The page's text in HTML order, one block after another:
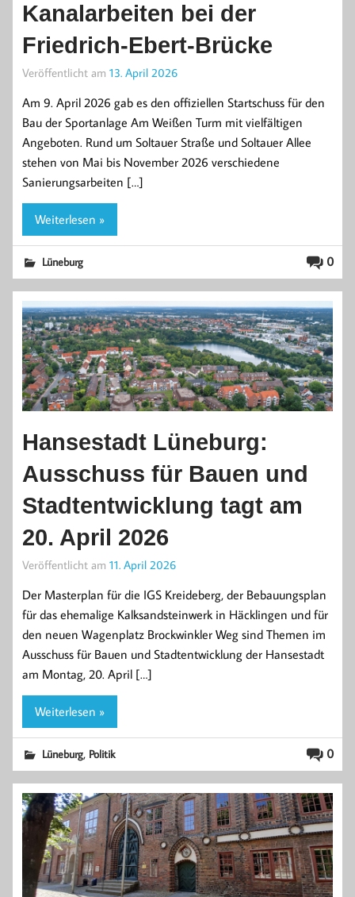
Kanalarbeiten bei der
Friedrich-Ebert-Brücke
Veröffentlicht am 13. April 2026
Am 9. April 2026 gab es den offiziellen Startschuss für den
Bau der Sportanlage Am Weißen Turm mit vielfältigen
Angeboten. Rund um Soltauer Straße und Soltauer Allee
stehen von Mai bis November 2026 verschiedene
Sanierungsarbeiten […]
Weiterlesen »
0
Lüneburg
Hansestadt Lüneburg:
Ausschuss für Bauen und
Stadtentwicklung tagt am
20. April 2026
Veröffentlicht am 11. April 2026
Der Masterplan für die IGS Kreideberg, der Bebauungsplan
für das ehemalige Kalksandsteinwerk in Häcklingen und für
den neuen Wagenplatz Brockwinkler Weg sind Themen im
Ausschuss für Bauen und Stadtentwicklung der Hansestadt
am Montag, 20. April […]
Weiterlesen »
0
Lüneburg, Politik